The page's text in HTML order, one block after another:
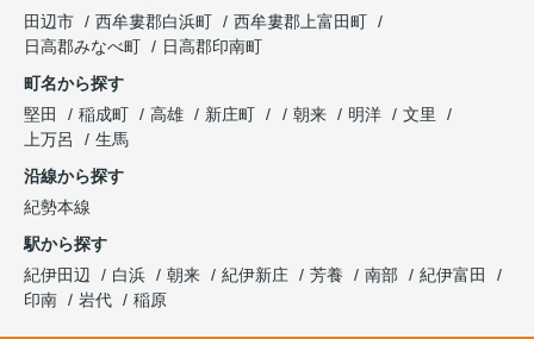
田辺市
西牟婁郡白浜町
西牟婁郡上富田町
日高郡みなべ町
日高郡印南町
町名から探す
堅田
稲成町 高雄 新庄町 朝来 明洋
文里
上万呂
生馬
沿線から探す
紀勢本線
駅から探す
紀伊田辺
白浜 朝来 紀伊新庄 芳養 南部
紀伊富田
印南
岩代 稲原